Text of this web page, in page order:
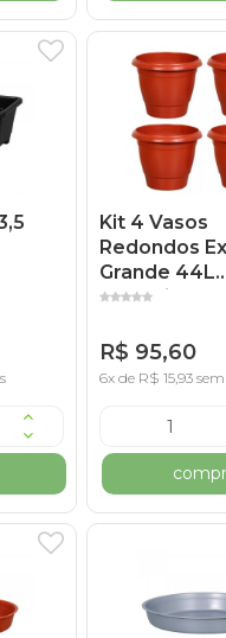
Kit 4 Vasos
Redondos
Grande 44L
Cerâmico
R$ 95,60
6x de R$ 15,93